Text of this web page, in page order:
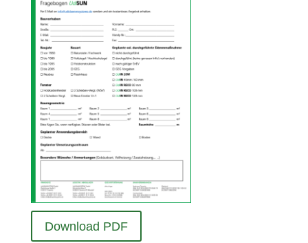
Down­load PDF